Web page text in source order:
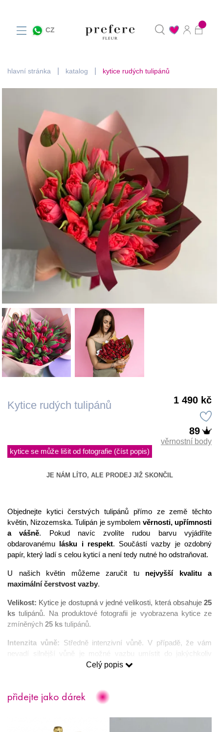
CZ
hlavní stránka katalog kytice rudých tulipánů
Kytice rudých tulipánů 1 490 kč
89
věrnostní body
kytice se může lišit od fotografie (číst popis)
JE NÁM LÍTO, ALE PRODEJ JIŽ SKONČIL
Objednejte kytici čerstvých tulipánů přímo ze země těchto
květin, Nizozemska. Tulipán je symbolem věrnosti, upřímnosti
a vášně. Pokud navíc zvolíte rudou barvu vyjádříte
obdarovanému
lásku i respekt. Součástí vazby je ozdobný
papír, který ladí s celou kyticí a není tedy nutné ho odstraňovat.
U našich květin můžeme zaručit tu nejvyšší kvalitu a
maximální čerstvost vazby.
Velikost: Kytice je dostupná v jedné velikosti, která obsahuje 25
ks tulipánů. Na produktové fotografii je vyobrazena kytice ze
zmíněných 25 ks tulipánů.
Intenzita vůně: Středně intenzivní vůně. V případě, že vám
nevadí silnější vůně je možné vazbu umístit do jakýchkoliv
přání. Pokud si přejete poslat kytici rovnou příjemci, rádi váš
vzkaz napíšeme
(je nutné text přání napsat do okénka
“Text vzkazu” na stránce “Dokončení objednávky”).
Celý popis
přidejte jako dárek